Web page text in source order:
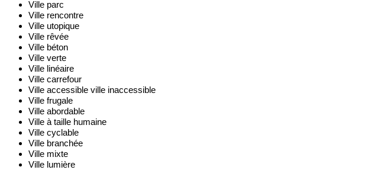
Ville parc
Ville rencontre
Ville utopique
Ville rêvée
Ville béton
Ville verte
Ville linéaire
Ville carrefour
Ville accessible ville inaccessible
Ville frugale
Ville abordable
Ville à taille humaine
Ville cyclable
Ville branchée
Ville mixte
Ville lumière